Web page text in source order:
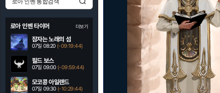
로아 인벤 타이머 더보기
잠자는 노래의 섬
07일 08:20 (-09:19:43)
필드 보스
07일 09:00 (-09:59:43)
모코콩 아일랜드
07일 09:30 (-10:29:43)